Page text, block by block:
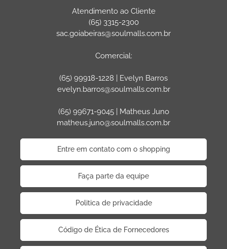
Atendimento ao Cliente
(65) 3315-2300
sac.goiabeiras@soulmalls.com.br
Comercial:
(65) 99918-1228 | Evelyn Barros
evelyn.barros@soulmalls.com.br
(65) 99671-9045 | Matheus Juno
matheus.juno@soulmalls.com.br
Entre em contato com o shopping
Faça parte da equipe
Politica de privacidade
Código de Ética de Fornecedores